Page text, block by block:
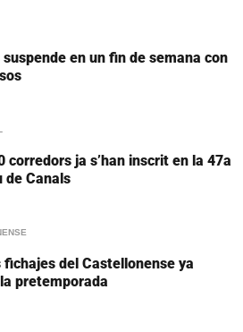
suspende en un fin de semana con
corredors ja s’han inscrit en la 47a
de Canals
fichajes del Castellonense ya
pretemporada